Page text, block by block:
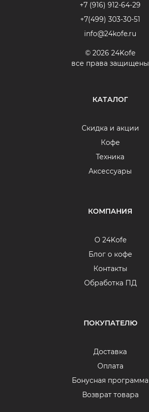
+7 (916) 912-64-29
+7(499) 303-30-51
info@24kofe.ru
© 2026 24Kofe
все права защищены
КАТАЛОГ
Скидка и акции
Кофе
Техника
Аксессуары
КОМПАНИЯ
О 24Kofe
Блог о кофе
Контакты
Обработка ПД
ПОКУПАТЕЛЮ
Доставка
Оплата
Бонусная программа
Возврат товара